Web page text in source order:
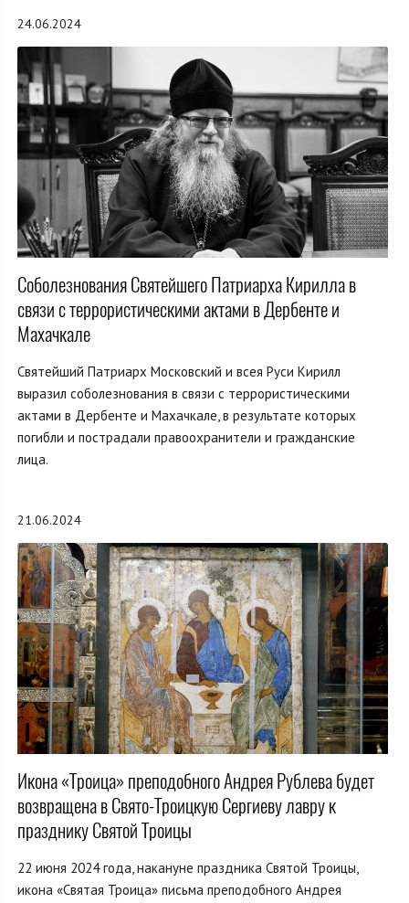
24.06.2024
Соболезнования Святейшего Патриарха Кирилла в
связи с террористическими актами в Дербенте и
Махачкале
Святейший Патриарх Московский и всея Руси Кирилл
выразил соболезнования в связи с террористическими
актами в Дербенте и Махачкале, в результате которых
погибли и пострадали правоохранители и гражданские
лица.
21.06.2024
Икона «Троица» преподобного Андрея Рублева будет
возвращена в Свято-Троицкую Сергиеву лавру к
празднику Святой Троицы
22 июня 2024 года, накануне праздника Святой Троицы,
икона «Святая Троица» письма преподобного Андрея